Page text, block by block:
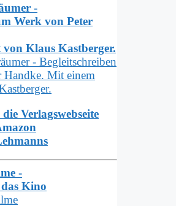
-
Werk von Peter
Klaus Kastberger.
Verlagswebseite
-
Kino